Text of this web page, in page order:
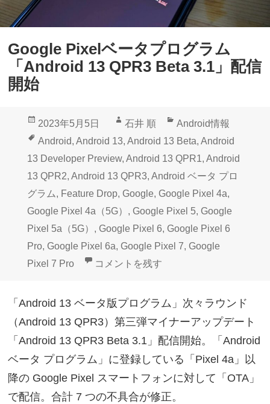
Google Pixelベータプログラム
「Android 13 QPR3 Beta 3.1」配信
開始
投
稿
日:
2023年5月5日
作
成
者
石井 順
カ
テ
ゴ
リ
ー
Android情報
タ
グ
Android, Android 13, Android 13 Beta, Android
13 Developer Preview, Android 13 QPR1, Android
13 QPR2, Android 13 QPR3, Android ベータ プロ
グラム, Feature Drop, Google, Google Pixel 4a,
Google Pixel 4a（5G） , Google Pixel 5, Google
Pixel 5a（5G） , Google Pixel 6, Google Pixel 6
Pro, Google Pixel 6a, Google Pixel 7, Google
Pixel 7 Pro
Google Pixelベータプログラム「
コメントを残す
「Android 13 ベータ版プログラム」次々ラウンド
（Android 13 QPR3）第三弾マイナーアップデート
「Android 13 QPR3 Beta 3.1」配信開始。「Android
ベータ プログラム」に登録している「Pixel 4a」以
降の Google Pixel スマートフォンに対して「OTA」
で配信。合計 7 つの不具合が修正。